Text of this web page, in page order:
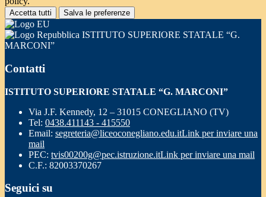
Accetta tutti Salva le preferenze
ISTITUTO SUPERIORE STATALE “G.
MARCONI”
Contatti
ISTITUTO SUPERIORE STATALE “G. MARCONI”
Via J.F. Kennedy, 12 – 31015 CONEGLIANO (TV)
Tel: 0438.411143 - 415550
Email: segreteria@liceoconegliano.edu.itLink per inviare una
mail
PEC: tvis00200g@pec.istruzione.itLink per inviare una mail
C.F.: 82003370267
Seguici su